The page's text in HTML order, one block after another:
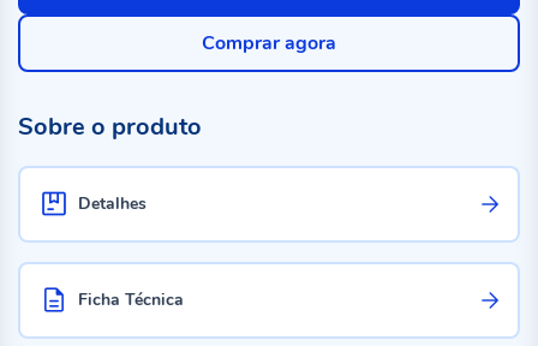
Comprar agora
Sobre o produto
Detalhes
Ficha Técnica